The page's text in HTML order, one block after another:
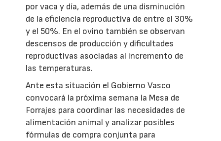
por vaca y día, además de una disminución
de la eficiencia reproductiva de entre el 30%
y el 50%. En el ovino también se observan
descensos de producción y dificultades
reproductivas asociadas al incremento de
las temperaturas.
Ante esta situación el Gobierno Vasco
convocará la próxima semana la Mesa de
Forrajes para coordinar las necesidades de
alimentación animal y analizar posibles
fórmulas de compra conjunta para